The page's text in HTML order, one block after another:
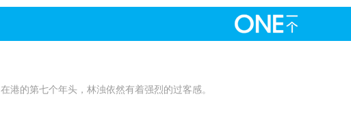
在港的第七个年头，林浊依然有着强烈的过客感。